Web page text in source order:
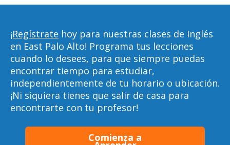
¡Regístrate hoy para nuestras clases de Inglés
en East Palo Alto! Programa tus lecciones
cuando lo desees, para que siempre puedas
encontrar tiempo para estudiar,
independientemente de tu horario o ubicación.
¡Ni siquiera tienes que salir de casa para
encontrarte con tu profesor!
Comienza a